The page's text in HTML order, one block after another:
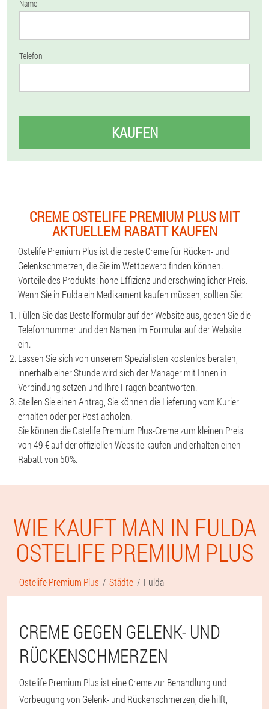
Name
Telefon
KAUFEN
CREME OSTELIFE PREMIUM PLUS MIT
AKTUELLEM RABATT KAUFEN
Ostelife Premium Plus ist die beste Creme für Rücken- und
Gelenkschmerzen, die Sie im Wettbewerb finden können.
Vorteile des Produkts: hohe Effizienz und erschwinglicher Preis.
Wenn Sie in Fulda ein Medikament kaufen müssen, sollten Sie:
Füllen Sie das Bestellformular auf der Website aus, geben Sie die
Telefonnummer und den Namen im Formular auf der Website
ein.
Lassen Sie sich von unserem Spezialisten kostenlos beraten,
innerhalb einer Stunde wird sich der Manager mit Ihnen in
Verbindung setzen und Ihre Fragen beantworten.
Stellen Sie einen Antrag, Sie können die Lieferung vom Kurier
erhalten oder per Post abholen.
Sie können die Ostelife Premium Plus-Creme zum kleinen Preis
von 49 € auf der offiziellen Website kaufen und erhalten einen
Rabatt von 50%.
WIE KAUFT MAN IN FULDA
OSTELIFE PREMIUM PLUS
Ostelife Premium Plus Städte Fulda
CREME GEGEN GELENK- UND
RÜCKENSCHMERZEN
Ostelife Premium Plus ist eine Creme zur Behandlung und
Vorbeugung von Gelenk- und Rückenschmerzen, die hilft,